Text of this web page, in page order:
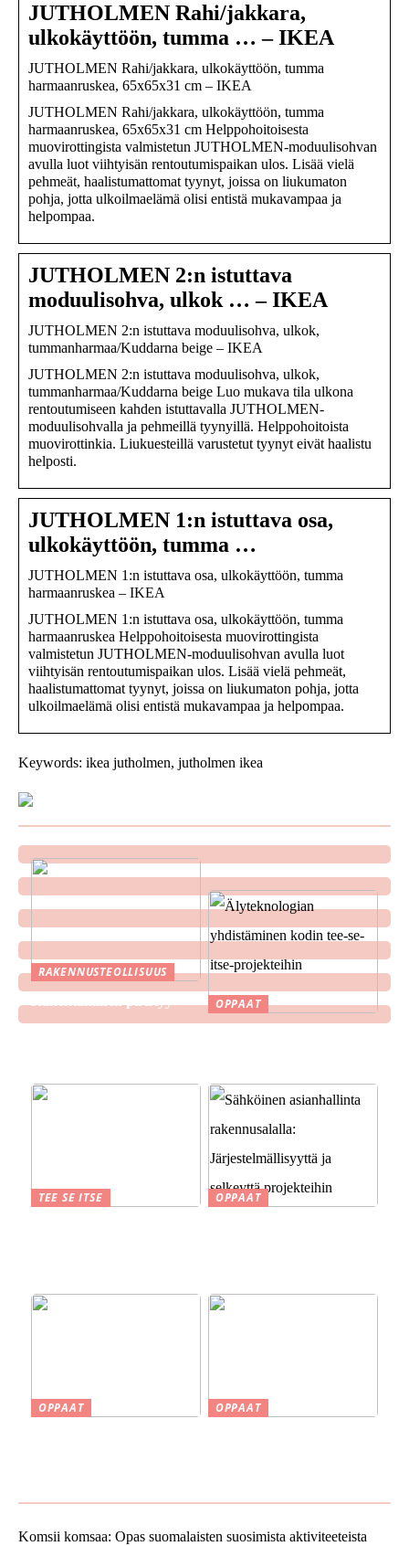
JUTHOLMEN Rahi/jakkara,
ulkokäyttöön, tumma … – IKEA
JUTHOLMEN Rahi/jakkara, ulkokäyttöön, tumma
harmaanruskea, 65x65x31 cm – IKEA
JUTHOLMEN Rahi/jakkara, ulkokäyttöön, tumma
harmaanruskea, 65x65x31 cm Helppohoitoisesta
muovirottingista valmistetun JUTHOLMEN-moduulisohvan
avulla luot viihtyisän rentoutumispaikan ulos. Lisää vielä
pehmeät, haalistumattomat tyynyt, joissa on liukumaton
pohja, jotta ulkoilmaelämä olisi entistä mukavampaa ja
helpompaa.
JUTHOLMEN 2:n istuttava
moduulisohva, ulkok … – IKEA
JUTHOLMEN 2:n istuttava moduulisohva, ulkok,
tummanharmaa/Kuddarna beige – IKEA
JUTHOLMEN 2:n istuttava moduulisohva, ulkok,
tummanharmaa/Kuddarna beige Luo mukava tila ulkona
rentoutumiseen kahden istuttavalla JUTHOLMEN-
moduulisohvalla ja pehmeillä tyynyillä. Helppohoitoista
muovirottinkia. Liukuesteillä varustetut tyynyt eivät haalistu
helposti.
JUTHOLMEN 1:n istuttava osa,
ulkokäyttöön, tumma …
JUTHOLMEN 1:n istuttava osa, ulkokäyttöön, tumma
harmaanruskea – IKEA
JUTHOLMEN 1:n istuttava osa, ulkokäyttöön, tumma
harmaanruskea Helppohoitoisesta muovirottingista
valmistetun JUTHOLMEN-moduulisohvan avulla luot
viihtyisän rentoutumispaikan ulos. Lisää vielä pehmeät,
haalistumattomat tyynyt, joissa on liukumaton pohja, jotta
ulkoilmaelämä olisi entistä mukavampaa ja helpompaa.
Keywords: ikea jutholmen, jutholmen ikea
RAKENNUSTEOLLISUUS
OPPAAT
TEE SE ITSE
OPPAAT
OPPAAT
OPPAAT
Komsii komsaa: Opas suomalaisten suosimista aktiviteeteista